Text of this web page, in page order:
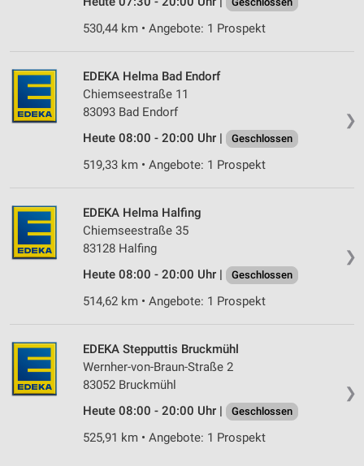
530,44 km • Angebote: 1 Prospekt
❯
EDEKA Helma Bad Endorf
Chiemseestraße 11
83093 Bad Endorf
Heute 08:00 - 20:00 Uhr |
Geschlossen
519,33 km • Angebote: 1 Prospekt
❯
EDEKA Helma Halfing
Chiemseestraße 35
83128 Halfing
Heute 08:00 - 20:00 Uhr |
Geschlossen
514,62 km • Angebote: 1 Prospekt
❯
EDEKA Stepputtis Bruckmühl
Wernher-von-Braun-Straße 2
83052 Bruckmühl
Heute 08:00 - 20:00 Uhr |
Geschlossen
525,91 km • Angebote: 1 Prospekt
Verwendung reduzierter Daten zur Auswahl von
Verwendung genauer Standortdaten
Geräte anhand von aktiv angeforderten
Informationen identifizieren
Nicht-IAB-Verarbeitungszwecke:
Performance
Funktional